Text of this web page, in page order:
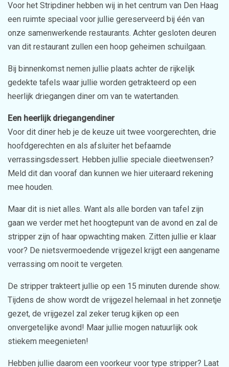
Voor het Stripdiner hebben wij in het centrum van Den Haag
een ruimte speciaal voor jullie gereserveerd bij één van
onze samenwerkende restaurants. Achter gesloten deuren
van dit restaurant zullen een hoop geheimen schuilgaan.
Bij binnenkomst nemen jullie plaats achter de rijkelijk
gedekte tafels waar jullie worden getrakteerd op een
heerlijk driegangen diner om van te watertanden.
Een heerlijk driegangendiner
Voor dit diner heb je de keuze uit twee voorgerechten, drie
hoofdgerechten en als afsluiter het befaamde
verrassingsdessert. Hebben jullie speciale dieetwensen?
Meld dit dan vooraf dan kunnen we hier uiteraard rekening
mee houden.
Maar dit is niet alles. Want als alle borden van tafel zijn
gaan we verder met het hoogtepunt van de avond en zal de
stripper zijn of haar opwachting maken. Zitten jullie er klaar
voor? De nietsvermoedende vrijgezel krijgt een aangename
verrassing om nooit te vergeten.
De stripper trakteert jullie op een 15 minuten durende show.
Tijdens de show wordt de vrijgezel helemaal in het zonnetje
gezet, de vrijgezel zal zeker terug kijken op een
onvergetelijke avond! Maar jullie mogen natuurlijk ook
stiekem meegenieten!
Hebben jullie daarom een voorkeur voor type stripper? Laat